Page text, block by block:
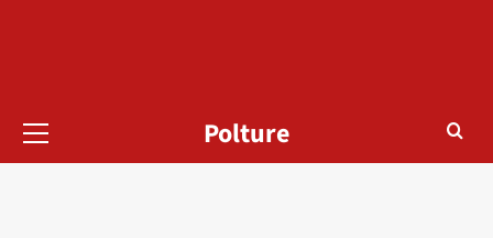
principal
Polture